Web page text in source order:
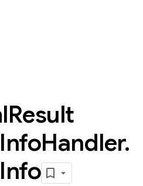
Result
InfoHandler.
Info